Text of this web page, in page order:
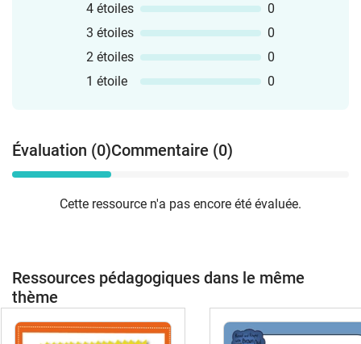
4 étoiles
0
3 étoiles
0
2 étoiles
0
1 étoile
0
Évaluation (0)Commentaire (0)
Cette ressource n'a pas encore été évaluée.
Ressources pédagogiques dans le même
thème